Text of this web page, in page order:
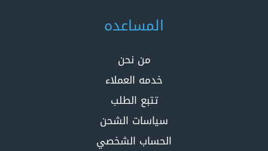
المساعده
من نحن
خدمه العملاء
تتبع الطلب
سياسات الشحن
الحساب الشخصي